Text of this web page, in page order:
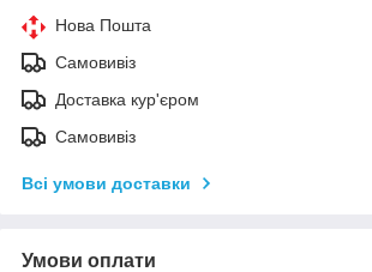
Нова Пошта
Самовивіз
Доставка кур'єром
Самовивіз
Всі умови доставки
Умови оплати